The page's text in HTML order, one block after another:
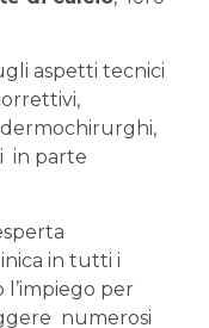
aspetti tecnici
in parte
in tutti i
per
numerosi